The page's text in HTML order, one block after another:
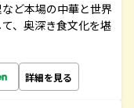
ど本場の中華と世界
、奥深き食文化を堪
詳細を見る